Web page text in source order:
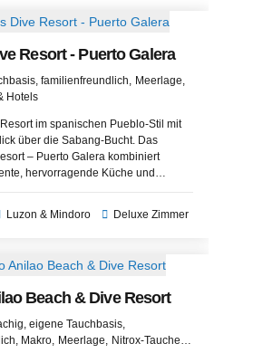
Resort - Puerto Galera
familienfreundlich
Meerlage
Hotels
im spanischen Pueblo-Stil mit
über die Sabang-Bucht. Das
– Puerto Galera kombiniert
hervorragende Küche und
inmitten tropischer Natur. Ideal
Philippinen suchen.
Luzon & Mindoro Deluxe Zimmer
Beach & Dive Resort
eigene Tauchbasis
Makro Meerlage
Nitrox-Tauchen